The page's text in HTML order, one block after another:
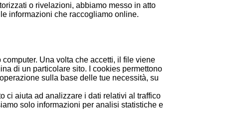
o rivelazioni, abbiamo messo in atto
informazioni che raccogliamo online.
Una volta che accetti, il file viene
di un particolare sito. I cookies permettono
sulla base delle tue necessità, su
ci aiuta ad analizzare i dati relativi al traffico
solo informazioni per analisi statistiche e